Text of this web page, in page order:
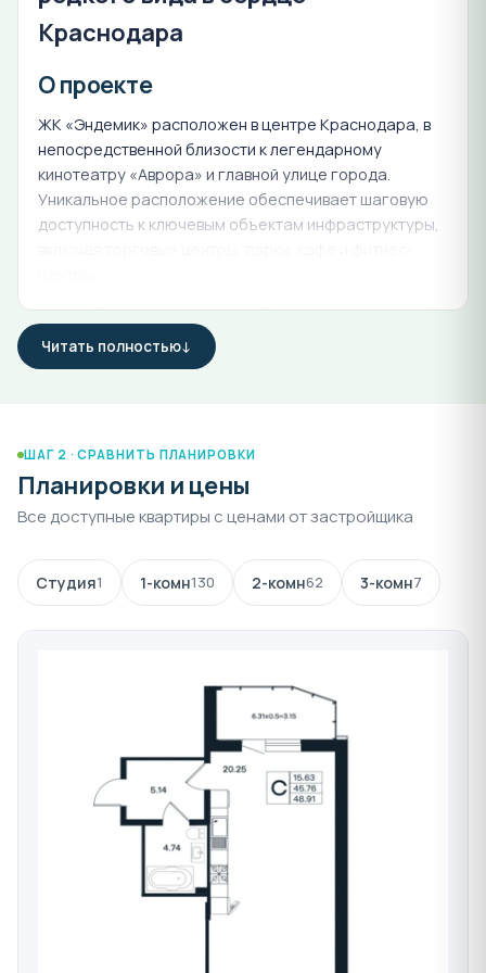
Краснодара
О проекте
ЖК «Эндемик» расположен в центре Краснодара, в
непосредственной близости к легендарному
кинотеатру «Аврора» и главной улице города.
Уникальное расположение обеспечивает шаговую
доступность к ключевым объектам инфраструктуры,
Это место идеально подходит для семейного
проживания благодаря развитой социальной
инфраструктуре: школы, детские сады, поликлиники и
урбанистического стиля жизни.
Жилой комплекс относится к классу «Бизнес», что
подчеркивается элегантной архитектурой,
уровнем сервиса. Покупка квартиры в ЖК «Эндемик»
станет отличным выбором для тех, кто планирует
ЖК «Эндемик» занимает участок площадью
Основные характеристики проекта:
Одно жилое здание высотой от10 до 12
этажей
234 квартиры
с различными планировками.
4 подъездас авторским дизайном входных
Просторныймногоуровневый паркинг
резидентов и наземные гостевые парковочные
Читать полностью
ШАГ 2 · СРАВНИТЬ ПЛАНИРОВКИ
Планировки и цены
Все доступные квартиры с ценами от застройщика
Студия1 1-комн130 2-комн62 3-комн7